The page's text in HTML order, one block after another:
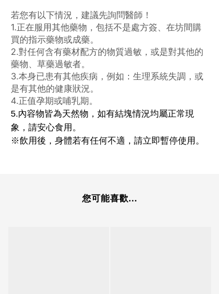
若您有以下情況，建議先詢問醫師！
1.正在服用其他藥物，包括不是處方簽、在坊間購
買的指示藥物或成藥。
2.對任何含有藥材配方的物質過敏，或是對其他的
藥物、草藥過敏者。
3.本身已患有其他疾病，例如：生理系統失調，或
是有其他的健康狀況。
4.正值孕期或哺乳期。
5.內容物皆為天然物，如有結塊情況均屬正常現
象，請安心食用。
※飲用後，身體若有任何不適，請立即暫停使用。
您可能喜歡...